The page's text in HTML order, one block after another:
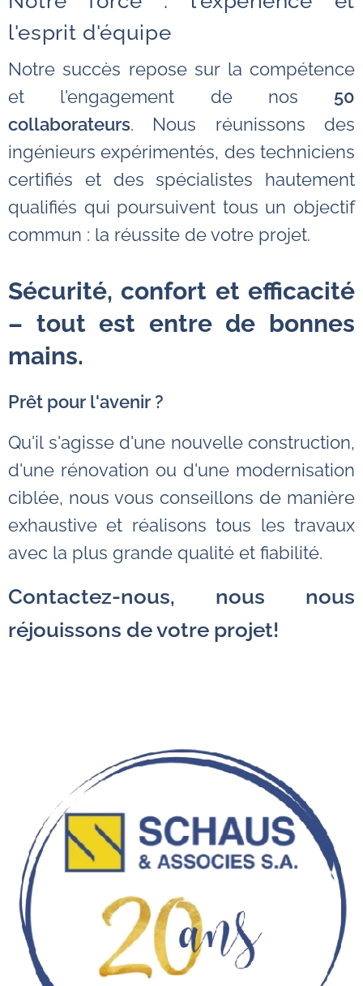
l'esprit d'équipe
Notre succès repose sur la compétence
et l'engagement de nos 50
collaborateurs. Nous réunissons des
ingénieurs expérimentés, des techniciens
certifiés et des spécialistes hautement
qualifiés qui poursuivent tous un objectif
commun : la réussite de votre projet.
Sécurité, confort et efficacité
– tout est entre de bonnes
mains.
Prêt pour l'avenir ?
Qu'il s'agisse d'une nouvelle construction,
d'une rénovation ou d'une modernisation
ciblée, nous vous conseillons de manière
exhaustive et réalisons tous les travaux
avec la plus grande qualité et fiabilité.
Contactez-nous, nous nous
réjouissons de votre projet!